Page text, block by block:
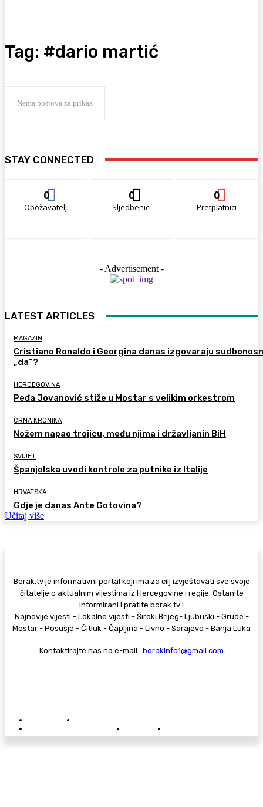
Tag: #dario martić
Nema postova za prikaz
STAY CONNECTED
0
Obožavatelji
0
Sljedbenici
0
Pretplatnici
- Advertisement -
LATEST ARTICLES
MAGAZIN
Cristiano Ronaldo i Georgina danas izgovaraju
„da“?
HERCEGOVINA
Peđa Jovanović stiže u Mostar s velikim orkestrom
CRNA KRONIKA
Nožem napao trojicu, među njima i državljanin BiH
SVIJET
Španjolska uvodi kontrole za putnike iz Italije
HRVATSKA
Gdje je danas Ante Gotovina?
Učitaj više
Borak.tv je informativni portal koji ima za cilj izvještavati sve svoje
čitatelje o aktualnim vijestima iz Hercegovine i regije. Ostanite
informirani i pratite borak.tv !
Najnovije vijesti - Lokalne vijesti - Široki Brijeg- Ljubuški - Grude -
Mostar - Posušje - Čitluk - Čapljina - Livno - Sarajevo - Banja Luka
Kontaktirajte nas na e-mail:: borakinfo1@gmail.com